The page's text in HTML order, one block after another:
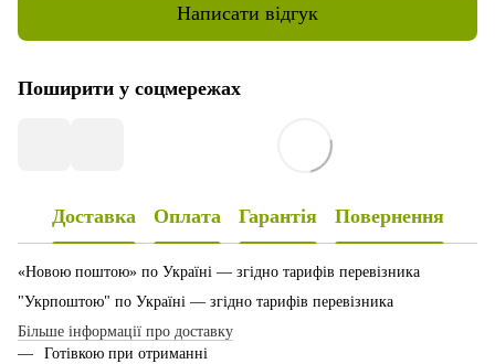
Написати відгук
Поширити у соцмережах
Доставка Оплата Гарантія Повернення
«Новою поштою» по Україні — згідно тарифів перевізника
"Укрпоштою" по Україні — згідно тарифів перевізника
Більше інформації про доставку
Готівкою при отриманні